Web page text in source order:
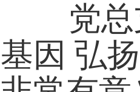
党总支
基因 弘